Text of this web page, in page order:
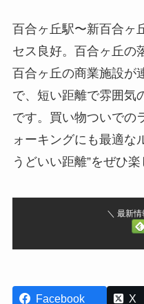
百合ヶ丘駅〜新百合ヶ
セス良好。百合ヶ丘の
百合ヶ丘の商業施設が
で、短い距離で雰囲気
です。買い物ついでの
ォーキングにも最適な
うどいい距離”をぜひ
＼ 最新
Facebook X